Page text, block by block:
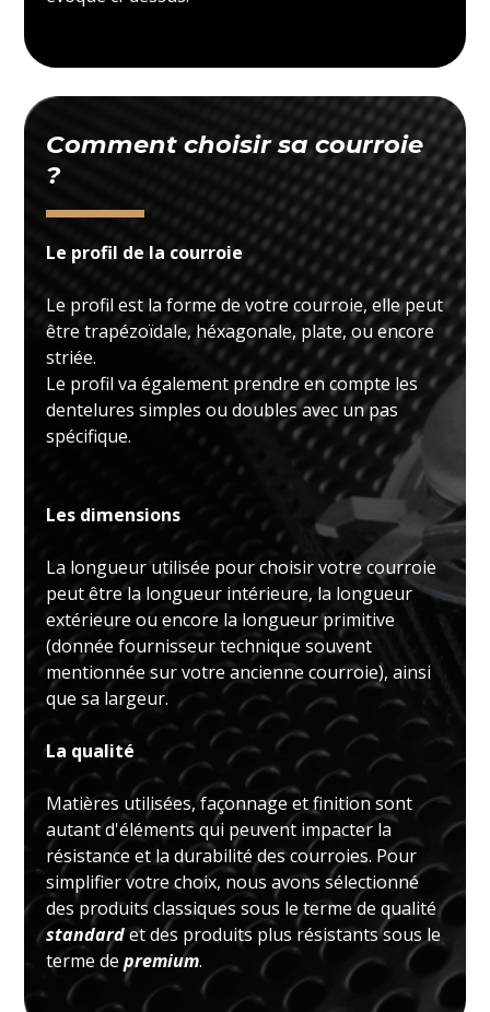
Comment choisir sa courroie
?
Le profil de la courroie
Le profil est la forme de votre courroie, elle peut
être trapézoïdale, héxagonale, plate, ou encore
striée.
Le profil va également prendre en compte les
dentelures simples ou doubles avec un pas
spécifique.
Les dimensions
La longueur utilisée pour choisir votre courroie
peut être la longueur intérieure, la longueur
extérieure ou encore la longueur primitive
(donnée fournisseur technique souvent
mentionnée sur votre ancienne courroie), ainsi
que sa largeur.
La qualité
Matières utilisées, façonnage et finition sont
autant d'éléments qui peuvent impacter la
résistance et la durabilité des courroies. Pour
simplifier votre choix, nous avons sélectionné
des produits classiques sous le terme de qualité
standardet des produits plus résistants sous le
terme depremium.